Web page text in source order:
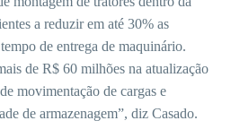
a reduzir em até 30% as
de entrega de maquinário.
de R$ 60 milhões na atualização
movimentação de cargas e
de armazenagem”, diz Casado.